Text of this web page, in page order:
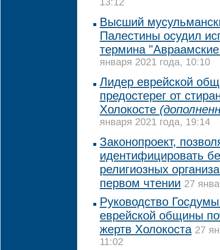
13:12
Высший
Палестины осудил
термина
января 2021 года, 10:10
Лидер еврейской
предостерег от
Холокосте
января 2021 года, 19:14
Законопроект,
идентифицировать
религиозных
первом чтении 27
Руководство
еврейской общины
жертв Холокоста 27
11:02